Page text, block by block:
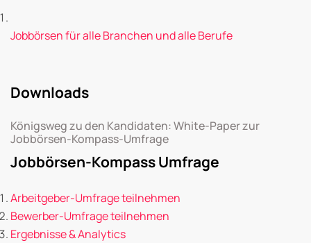
Jobbörsen für alle Branchen und alle Berufe
Downloads
Königsweg zu den Kandidaten: White-Paper zur
Jobbörsen-Kompass-Umfrage
Jobbörsen-Kompass Umfrage
Arbeitgeber-Umfrage teilnehmen
Bewerber-Umfrage teilnehmen
Ergebnisse & Analytics